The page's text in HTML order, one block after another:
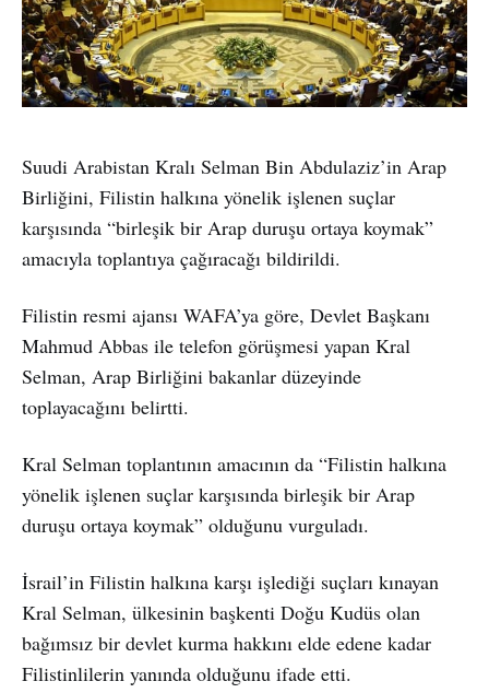
Suudi Arabistan Kralı Selman Bin Abdulaziz’in Arap
Birliğini, Filistin halkına yönelik işlenen suçlar
karşısında “birleşik bir Arap duruşu ortaya koymak”
amacıyla toplantıya çağıracağı bildirildi.
Filistin resmi ajansı WAFA’ya göre, Devlet Başkanı
Mahmud Abbas ile telefon görüşmesi yapan Kral
Selman, Arap Birliğini bakanlar düzeyinde
toplayacağını belirtti.
Kral Selman toplantının amacının da “Filistin halkına
yönelik işlenen suçlar karşısında birleşik bir Arap
duruşu ortaya koymak” olduğunu vurguladı.
İsrail’in Filistin halkına karşı işlediği suçları kınayan
Kral Selman, ülkesinin başkenti Doğu Kudüs olan
bağımsız bir devlet kurma hakkını elde edene kadar
Filistinlilerin yanında olduğunu ifade etti.